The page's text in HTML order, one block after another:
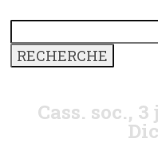
Cass. soc.,